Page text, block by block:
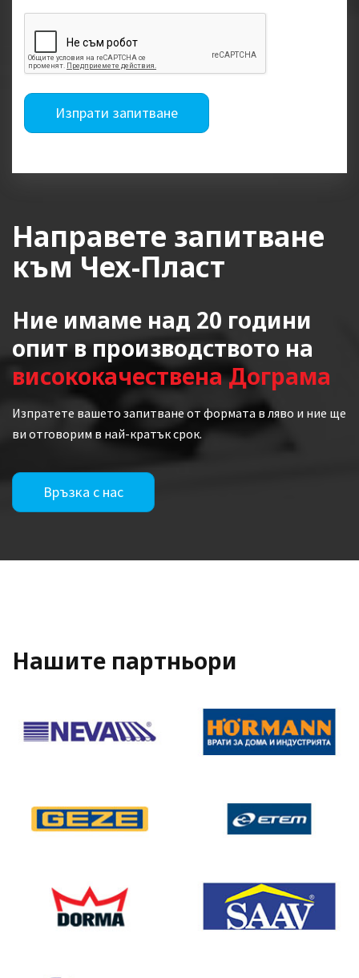
Изпрати запитване
Направете запитване
към Чех-Пласт
Ние имаме над 20 години
опит в производството на
висококачествена Дограма
Изпратете вашето запитване от формата в ляво и ние ще
ви отговорим в най-кратък срок.
Връзка с нас
Нашите партньори